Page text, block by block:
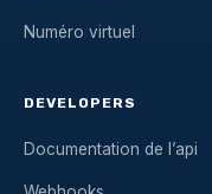
Numéro virtuel
DEVELOPERS
Documentation de l’api